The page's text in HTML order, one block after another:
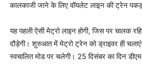
कालकाजी जाने के लिए वॉयलेट लाइन की ट्रेन
यह पहली ऐसी मेट्रो लाइन होगी, जिस पर चालक
दौड़ेगी। शुरुआत में मेट्रो ट्रेन को ड्राइवर ही
स्वचालित मोड पर चलेगी। 25 दिसंबर का दिन